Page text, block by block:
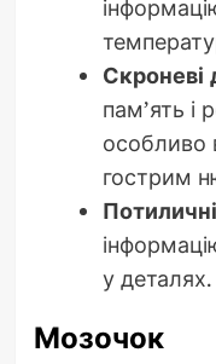
Скроневі
пам’ять і
особливо
гострим
у деталях.
Мозочок